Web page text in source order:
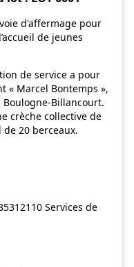
d'affermage pour
de jeunes
de service a pour
« Marcel Bontemps »,
Boulogne-Billancourt.
crèche collective de
20 berceaux.
Services de